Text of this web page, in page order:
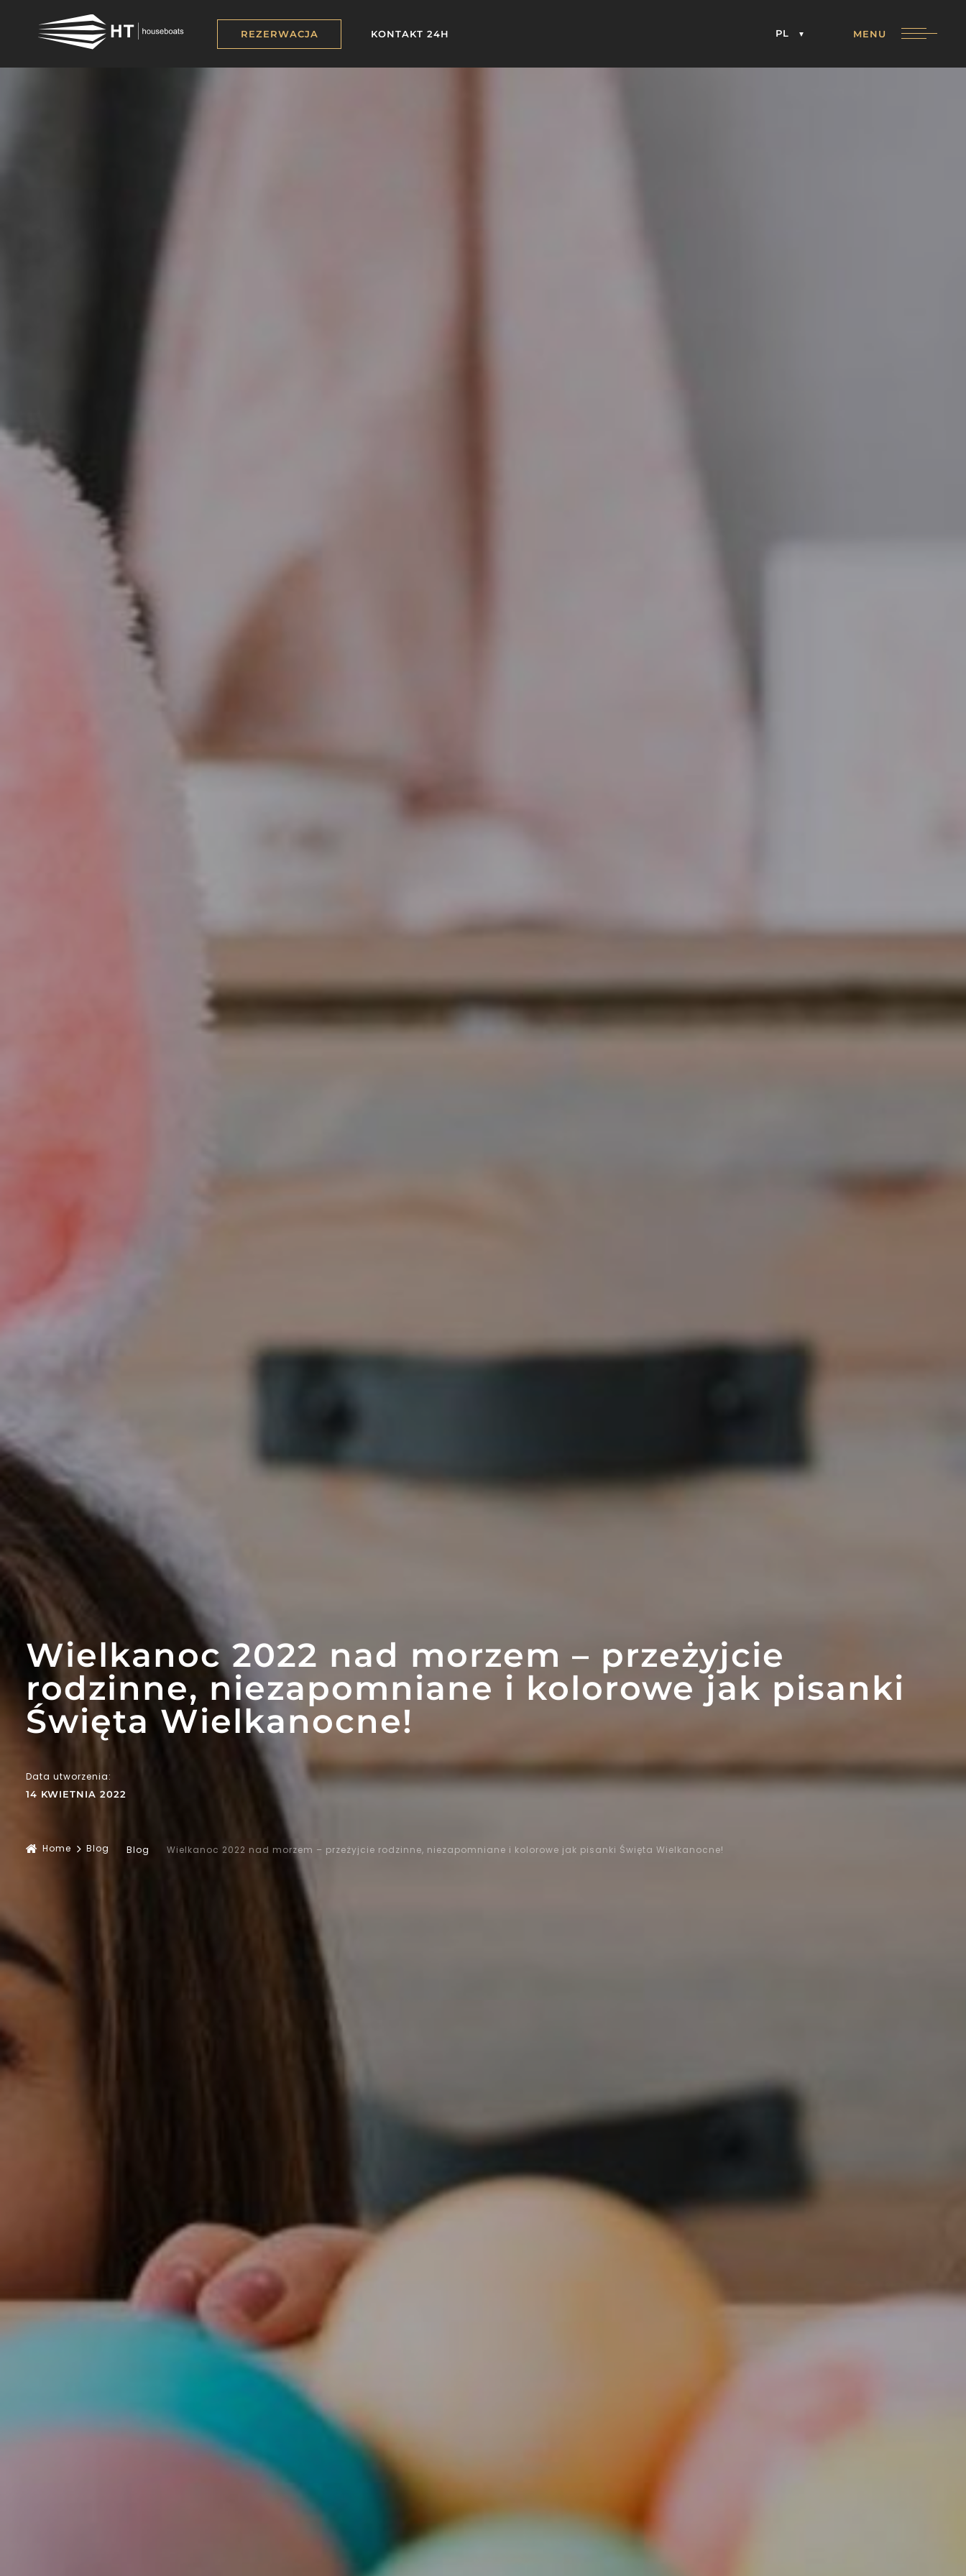
REZERWACJA KONTAKT 24H PL MENU
Wielkanoc 2022 nad morzem – przeżyjcie
rodzinne, niezapomniane i kolorowe jak pisanki
Święta Wielkanocne!
14 KWIETNIA 2022
Data utworzenia:
Home Blog Blog Wielkanoc 2022 nad morzem – przeżyjcie rodzinne, niezapomniane i kolorowe jak pisanki Święta Wielkanocne!